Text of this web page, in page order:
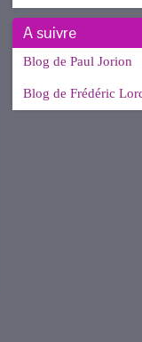
A suivre
Blog de Paul Jorion
Blog de Frédéric